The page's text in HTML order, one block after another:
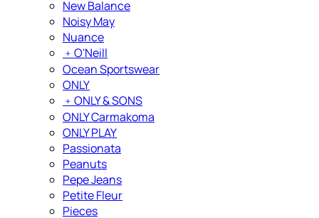
New Balance
Noisy May
Nuance
﹢ O'Neill
Ocean Sportswear
ONLY
﹢ ONLY & SONS
ONLY Carmakoma
ONLY PLAY
Passionata
Peanuts
Pepe Jeans
Petite Fleur
Pieces